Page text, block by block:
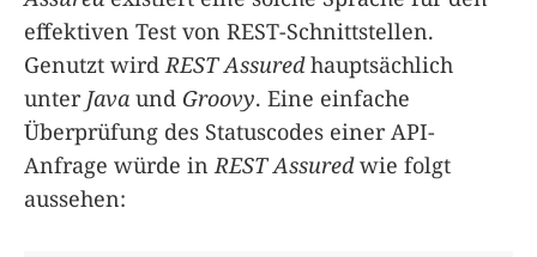
effektiven Test von REST-Schnittstellen.
Genutzt wirdREST Assuredhauptsächlich
unter Java und Groovy. Eine einfache
Überprüfung des Statuscodes einer API-
Anfrage würde inREST Assuredwie folgt
aussehen: